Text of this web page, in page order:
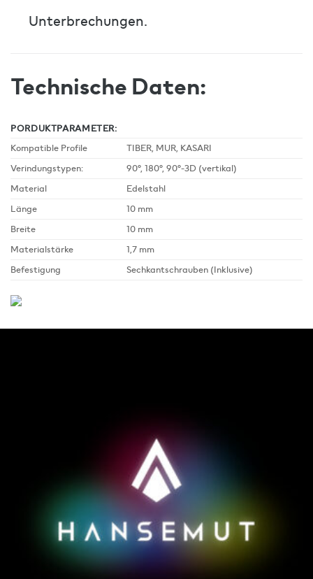
Unterbrechungen.
Technische Daten:
PORDUKTPARAMETER:
Kompatible Profile
TIBER, MUR, KASARI
Verindungstypen:
90°, 180°, 90°-3D (vertikal)
Material
Edelstahl
Länge
10 mm
Breite
10 mm
Materialstärke
1,7 mm
Befestigung
Sechkantschrauben (Inklusive)